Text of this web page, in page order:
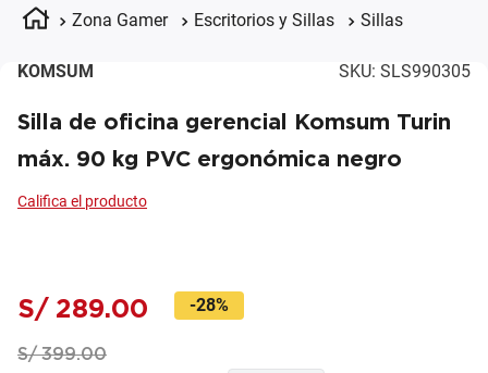
Zona Gamer Escritorios y Sillas Sillas
KOMSUM SKU: SLS990305
Silla de oficina gerencial Komsum Turin
máx. 90 kg PVC ergonómica negro
S/ 289.00 -28%
S/ 399.00
celulares
4. apple